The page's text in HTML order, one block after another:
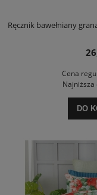
Ręcznik bawełniany
Cena
Najniższa
DO